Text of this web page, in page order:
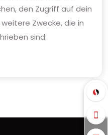
den Zugriff auf dein
Zwecke, die in
sind.